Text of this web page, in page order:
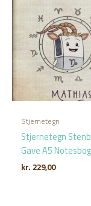
Stjernetegn
Stjernetegn
Gave A5 Notesbog
kr. 229,00